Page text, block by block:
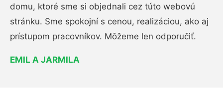
domu, ktoré sme si objednali cez túto webovú
stránku. Sme spokojní s cenou, realizáciou, ako aj
prístupom pracovníkov. Môžeme len odporučiť.
EMIL A JARMILA